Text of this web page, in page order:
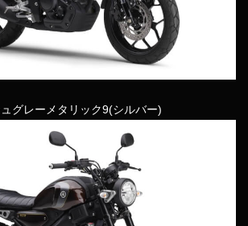
グレーメタリック9(シルバー)